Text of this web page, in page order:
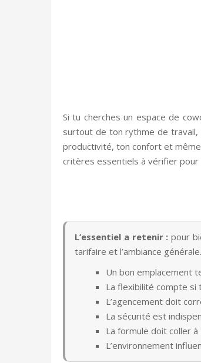
Si tu cherches un espace de
surtout de ton rythme de travail,
productivité, ton confort et même
critères essentiels à vérifier
L’essentiel a retenir : pour
tarifaire et l’ambiance générale.
Un bon emplacement
La flexibilité compte si
L’agencement doit
La sécurité est
La formule doit coller
L’environnement